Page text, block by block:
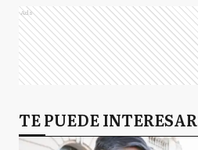
Ads
TE PUEDE INTERESAR